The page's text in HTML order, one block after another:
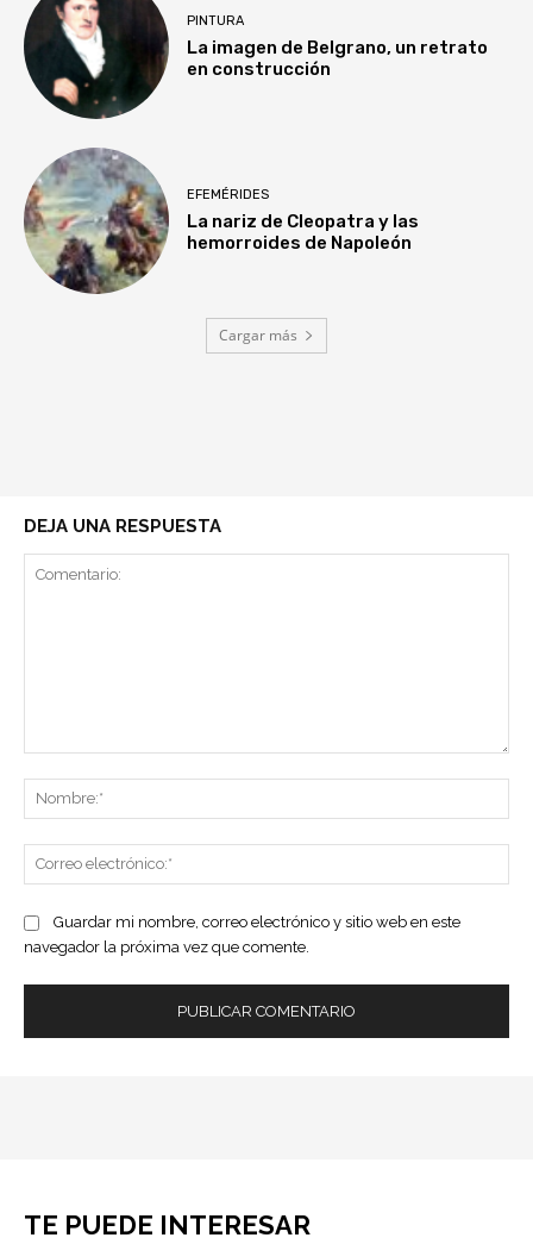
PINTURA
La imagen de Belgrano, un retrato
en construcción
EFEMÉRIDES
La nariz de Cleopatra y las
hemorroides de Napoleón
Cargar más
DEJA UNA RESPUESTA
Guardar mi nombre, correo electrónico y sitio web en este
navegador la próxima vez que comente.
TE PUEDE INTERESAR